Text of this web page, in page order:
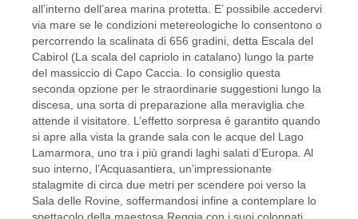
all’interno dell’area marina protetta. E’ possibile accedervi
via mare se le condizioni metereologiche lo consentono o
percorrendo la scalinata di 656 gradini, detta Escala del
Cabirol (La scala del capriolo in catalano) lungo la parte
del massiccio di Capo Caccia. Io consiglio questa
seconda opzione per le straordinarie suggestioni lungo la
discesa, una sorta di preparazione alla meraviglia che
attende il visitatore. L’effetto sorpresa è garantito quando
si apre alla vista la grande sala con le acque del Lago
Lamarmora, uno tra i più grandi laghi salati d’Europa. Al
suo interno, l’Acquasantiera, un’impressionante
stalagmite di circa due metri per scendere poi verso la
Sala delle Rovine, soffermandosi infine a contemplare lo
spettacolo della maestosa Reggia con i suoi colonnati.